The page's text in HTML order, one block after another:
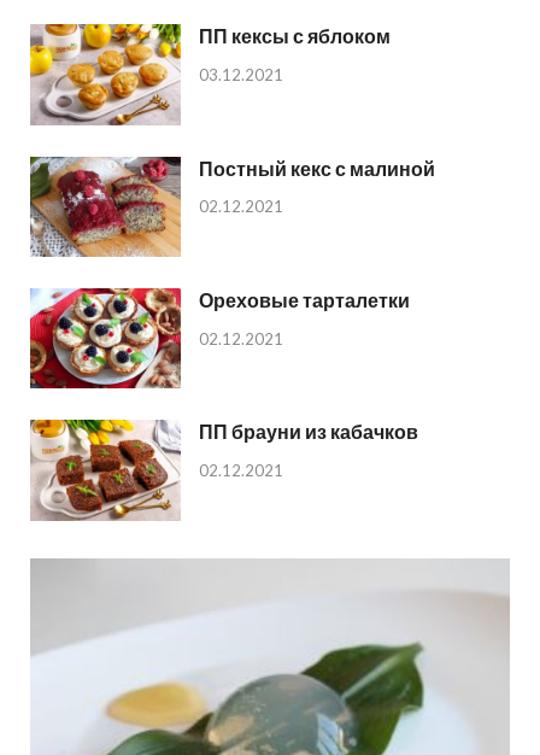
ПП кексы с яблоком
03.12.2021
Постный кекс с малиной
02.12.2021
Ореховые тарталетки
02.12.2021
ПП брауни из кабачков
02.12.2021